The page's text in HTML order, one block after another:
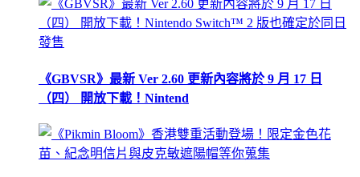
《GBVSR》最新 Ver 2.60 更新內容將於 9 月 17 日
（四） 開放下載！Nintend